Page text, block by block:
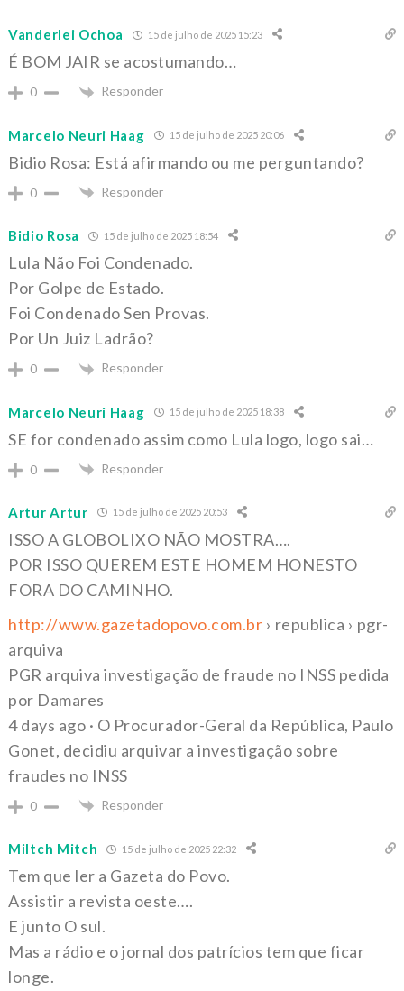
Vanderlei Ochoa 15 de julho de 2025 15:23
É BOM JAIR se acostumando…
0 Responder
Marcelo Neuri Haag 15 de julho de 2025 20:06
Bidio Rosa: Está afirmando ou me perguntando?
0 Responder
Bidio Rosa 15 de julho de 2025 18:54
Lula Não Foi Condenado.
Por Golpe de Estado.
Foi Condenado Sen Provas.
Por Un Juiz Ladrão?
0 Responder
Marcelo Neuri Haag 15 de julho de 2025 18:38
SE for condenado assim como Lula logo, logo sai…
0 Responder
Artur Artur 15 de julho de 2025 20:53
ISSO A GLOBOLIXO NÃO MOSTRA….
POR ISSO QUEREM ESTE HOMEM HONESTO
FORA DO CAMINHO.
http://www.gazetadopovo.com.br › republica › pgr-
arquiva
PGR arquiva investigação de fraude no INSS pedida
por Damares
4 days ago · O Procurador-Geral da República, Paulo
Gonet, decidiu arquivar a investigação sobre
fraudes no INSS
0 Responder
Miltch Mitch 15 de julho de 2025 22:32
Tem que ler a Gazeta do Povo.
Assistir a revista oeste….
E junto O sul.
Mas a rádio e o jornal dos patrícios tem que ficar
longe.